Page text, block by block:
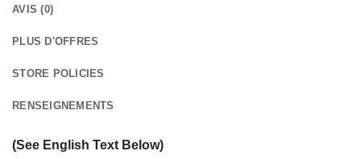
AVIS (0)
PLUS D'OFFRES
STORE POLICIES
RENSEIGNEMENTS
(See English Text Below)